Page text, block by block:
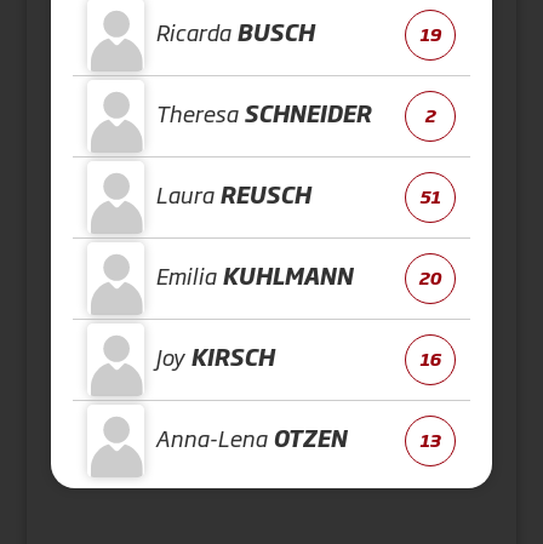
Ricarda BUSCH 19
Theresa SCHNEIDER 2
Laura REUSCH 51
Emilia KUHLMANN 20
Joy KIRSCH 16
Anna-Lena OTZEN 13